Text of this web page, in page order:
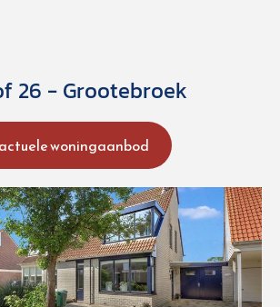
26 - Grootebroek
woningaanbod